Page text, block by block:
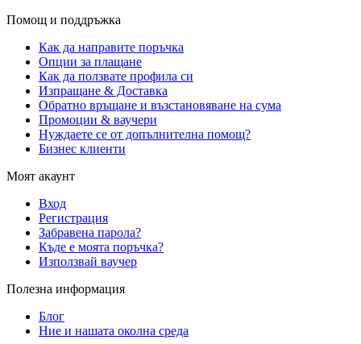
Помощ и поддръжка
Как да направите поръчка
Опции за плащане
Как да ползвате профила си
Изпращане & Доставка
Обратно връщане и възстановяване на сума
Промоции & ваучери
Нуждаете се от допълнителна помощ?
Бизнес клиенти
Моят акаунт
Вход
Регистрация
Забравена парола?
Къде е моята поръчка?
Използвай ваучер
Полезна информация
Блог
Ние и нашата околна среда